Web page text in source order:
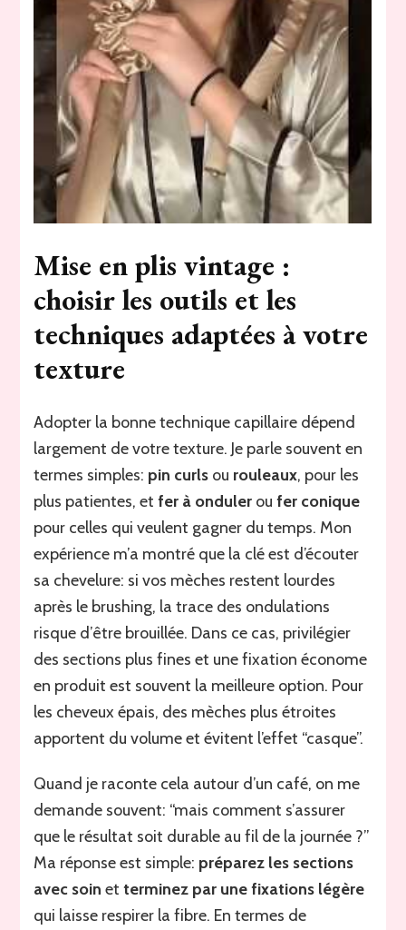
Mise en plis vintage :
choisir les outils et les
techniques adaptées à votre
texture
Adopter la bonne technique capillaire dépend
largement de votre texture. Je parle souvent en
termes simples: pin curls ou rouleaux, pour les
plus patientes, etfer à onduler oufer conique
pour celles qui veulent gagner du temps. Mon
expérience m’a montré que la clé est d’écouter
sa chevelure: si vos mèches restent lourdes
après le brushing, la trace des ondulations
risque d’être brouillée. Dans ce cas, privilégier
des sections plus fines et une fixation économe
en produit est souvent la meilleure option. Pour
les cheveux épais, des mèches plus étroites
apportent du volume et évitent l’effet “casque”.
Quand je raconte cela autour d’un café, on me
demande souvent: “mais comment s’assurer
que le résultat soit durable au fil de la journée ?”
Ma réponse est simple: préparez les sections
avec soin etterminez par une fixations légère
qui laisse respirer la fibre. En termes de